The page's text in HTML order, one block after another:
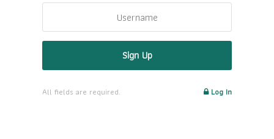
All fields are required. Log In